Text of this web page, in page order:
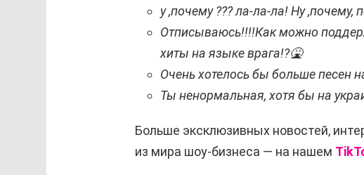
у ,почему ??? ла-ла-ла! Ну
Отписываюсь!!!!Как можно
хиты на языке врага!?🤮
Очень хотелось бы больше песен
Ты ненормальная, хотя бы на
Больше эксклюзивных новостей,
из мира шоу-бизнеса — на нашем